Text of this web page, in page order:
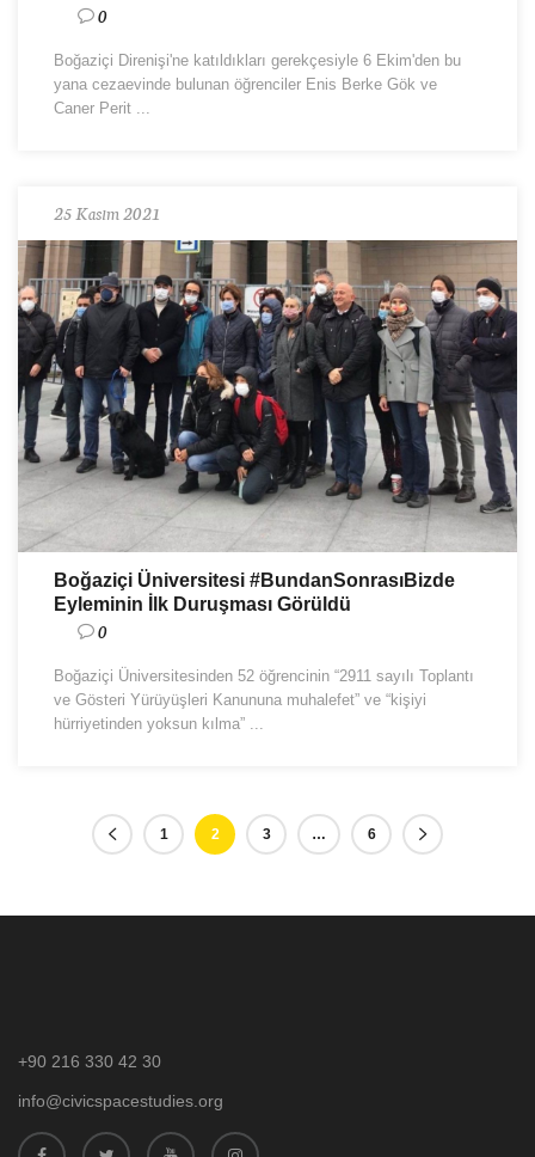
0
Boğaziçi Direnişi'ne katıldıkları gerekçesiyle 6 Ekim'den bu
yana cezaevinde bulunan öğrenciler Enis Berke Gök ve
Caner Perit ...
25 Kasım 2021
Boğaziçi Üniversitesi #BundanSonrasıBizde
Eyleminin İlk Duruşması Görüldü
0
Boğaziçi Üniversitesinden 52 öğrencinin “2911 sayılı Toplantı
ve Gösteri Yürüyüşleri Kanununa muhalefet” ve “kişiyi
hürriyetinden yoksun kılma” ...
1 2 3 … 6
+90 216 330 42 30
info@civicspacestudies.org